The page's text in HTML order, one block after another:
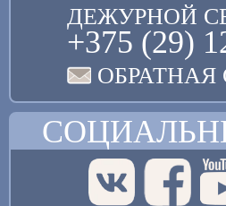
ДЕЖУРНОЙ
+375 (29)
ОБРАТНАЯ